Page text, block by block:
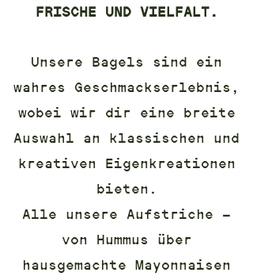
FRISCHE UND VIELFALT.
Unsere Bagels sind ein
wahres Geschmackserlebnis,
wobei wir dir eine breite
Auswahl an klassischen und
kreativen Eigenkreationen
bieten.
Alle unsere Aufstriche –
von Hummus über
hausgemachte Mayonnaisen